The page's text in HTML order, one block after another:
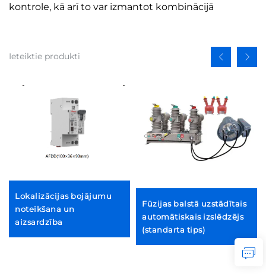
kontrole, kā arī to var izmantot kombinācijā
Ieteiktie produkti
Lokalizācijas bojājumu
noteikšana un
aizsardzība
Fūzijas balstā uzstādītais
automātiskais izslēdzējs
(standarta tips)